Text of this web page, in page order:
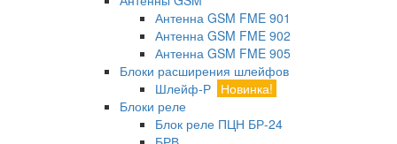
Антенна GSM FME 901
Антенна GSM FME 902
Антенна GSM FME 905
Блоки расширения шлейфов
Шлейф-Р Новинка!
Блоки реле
Блок реле ПЦН БР-24